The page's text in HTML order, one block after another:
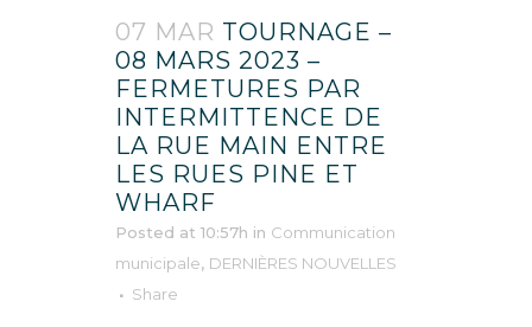
07 MAR TOURNAGE –
08 MARS 2023 –
FERMETURES PAR
INTERMITTENCE DE
LA RUE MAIN ENTRE
LES RUES PINE ET
WHARF
Posted at 10:57h in Communication
municipale, DERNIÈRES NOUVELLES
Share